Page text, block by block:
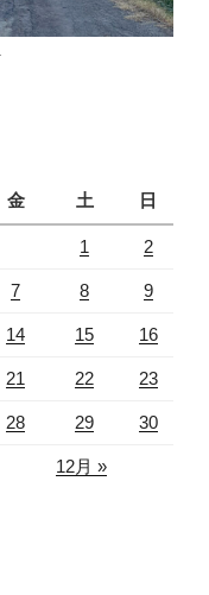
金 土 日
1 2
7 8 9
14 15 16
21 22 23
28 29 30
12月 »